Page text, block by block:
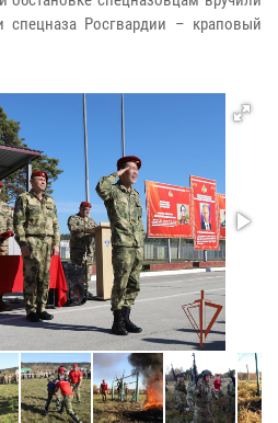
Росгвардии – краповый